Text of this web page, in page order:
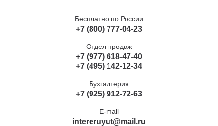
Бесплатно по России
+7 (800) 777-04-23
Отдел продаж
+7 (977) 618-47-40
+7 (495) 142-12-34
Бухгалтерия
+7 (925) 912-72-63
E-mail
intereruyut@mail.ru